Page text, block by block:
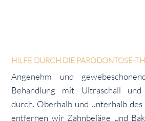
HILFE DURCH DIE PARODONTOSE-
Angenehm und
Behandlung mit Ultraschall und
durch. Oberhalb und unterhalb des
entfernen wir Zahnbeläge und